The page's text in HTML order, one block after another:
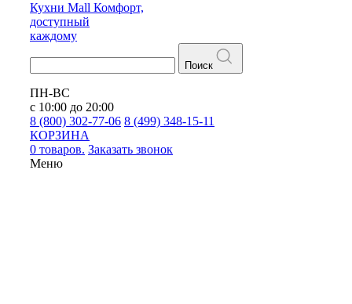
Кухни Mall Комфорт,
доступный
каждому
Поиск
ПН-ВС
с 10:00 до 20:00
8 (800) 302-77-06 8 (499) 348-15-11
КОРЗИНА
0 товаров. Заказать звонок
Меню